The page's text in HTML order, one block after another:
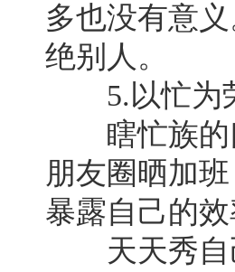
多也没有意
绝别人。
5.以忙为
瞎忙族的口
朋友圈晒加
暴露自己的效
天天秀自